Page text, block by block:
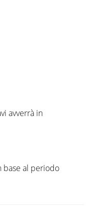
avverrà in
base al periodo